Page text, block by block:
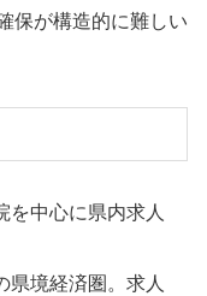
保が構造的に難しい
を中心に県内求人
県境経済圏。求人